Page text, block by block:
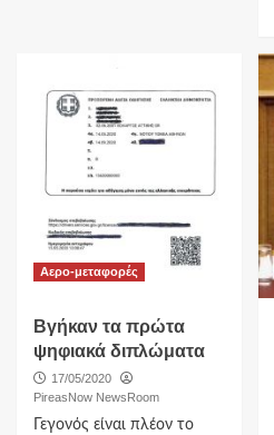
Αερο-μεταφορές
Βγήκαν τα πρώτα
ψηφιακά διπλώματα
17/05/2020
PireasNow NewsRoom
Γεγονός είναι πλέον το